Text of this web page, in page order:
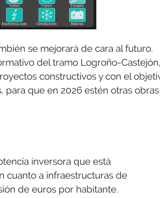
se mejorará de cara al futuro.
del tramo Logroño-Castejón,
constructivos y con el
que en 2026 estén otras obras
inversora que está
cuanto a infraestructuras de
de euros por habitante.